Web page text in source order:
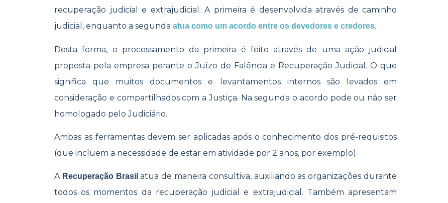
recuperação judicial e extrajudicial. A primeira é desenvolvida através de caminho
judicial, enquanto a segunda atua como um acordo entre os devedores e credores.
Desta forma, o processamento da primeira é feito através de uma ação judicial
proposta pela empresa perante o Juízo de Falência e Recuperação Judicial. O que
significa que muitos documentos e levantamentos internos são levados em
consideração e compartilhados com a Justiça. Na segunda o acordo pode ou não ser
homologado pelo Judiciário.
Ambas as ferramentas devem ser aplicadas após o conhecimento dos pré-requisitos
(que incluem a necessidade de estar em atividade por 2 anos, por exemplo).
A Recuperação Brasil atua de maneira consultiva, auxiliando as organizações durante
todos os momentos da recuperação judicial e extrajudicial. Também apresentam